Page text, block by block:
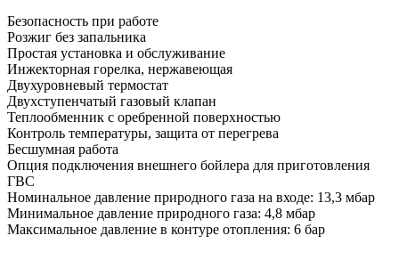
Безопасность при работе
Розжиг без запальника
Простая установка и обслуживание
Инжекторная горелка, нержавеющая
Двухуровневый термостат
Двухступенчатый газовый клапан
Теплообменник с оребренной поверхностью
Контроль температуры, защита от перегрева
Бесшумная работа
Опция подключения внешнего бойлера для приготовления
ГВС
Номинальное давление природного газа на входе: 13,3 мбар
Минимальное давление природного газа: 4,8 мбар
Максимальное давление в контуре отопления: 6 бар